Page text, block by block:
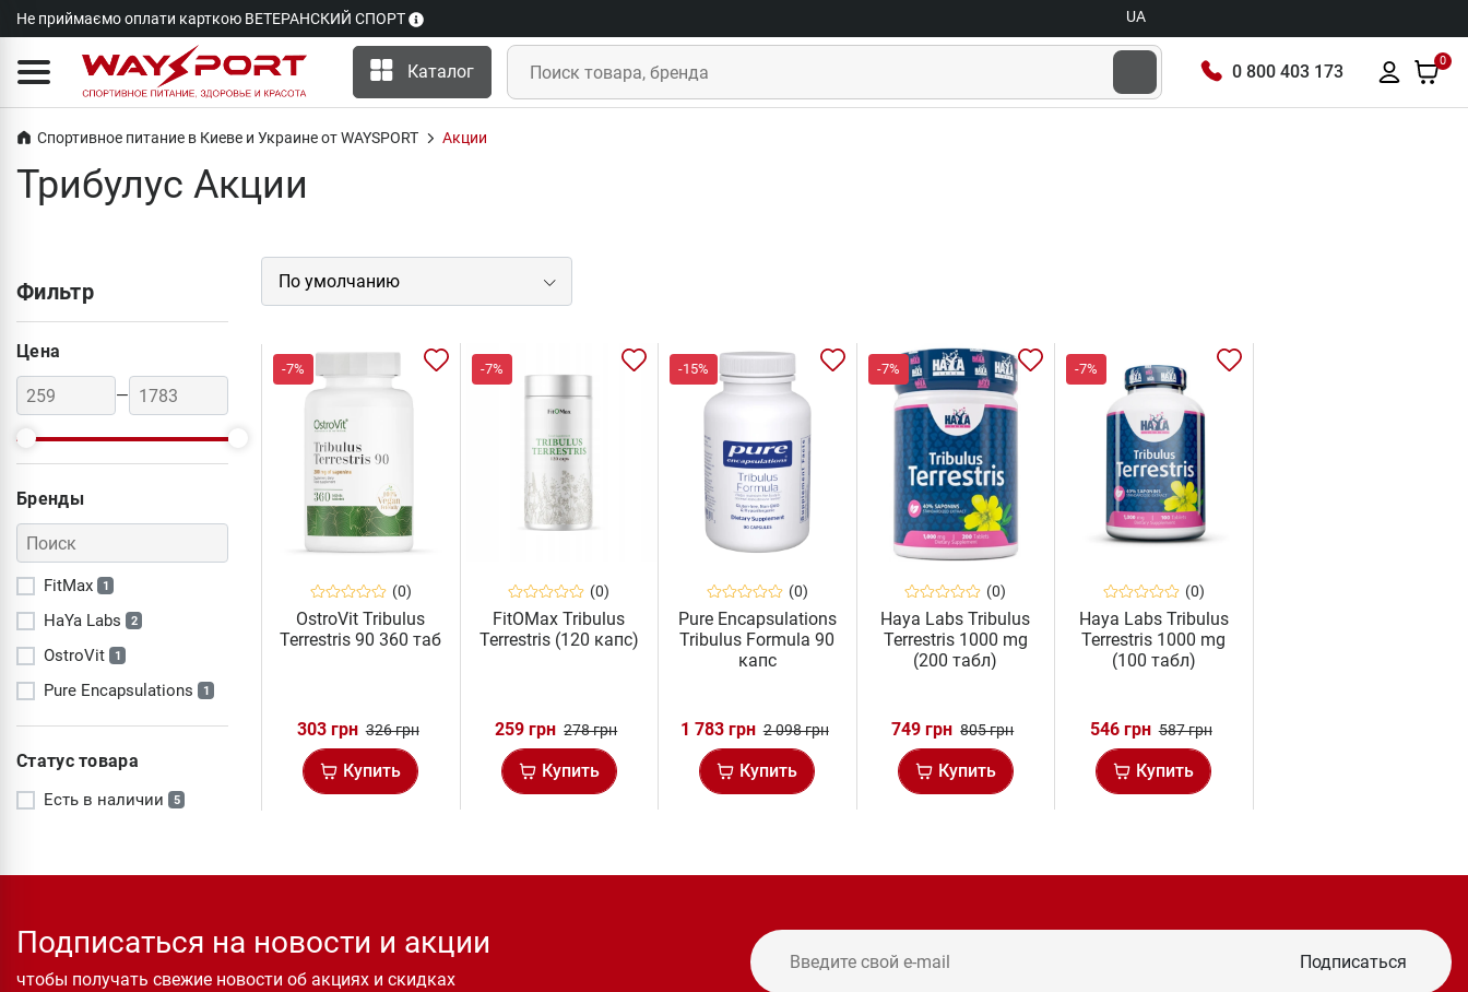
Не приймаємо оплати карткою ВЕТЕРАНСКИЙ СПОРТ UA
Каталог 0 800 403 173
0
Спортивное питание в Киеве и Украине от WAYSPORT Акции
Трибулус Акции
-7%
(0)
OstroVit Tribulus
Terrestris 90 360 таб
303 грн 326 грн
Купить
-7%
(0)
FitOMax Tribulus
Terrestris (120 капс)
259 грн 278 грн
Купить
-15%
(0)
Pure Encapsulations
Tribulus Formula 90
капс
1 783 грн 2 098 грн
Купить
-7%
(0)
Haya Labs Tribulus
Terrestris 1000 mg
(200 табл)
749 грн 805 грн
Купить
-7%
(0)
Haya Labs Tribulus
Terrestris 1000 mg
(100 табл)
546 грн 587 грн
Купить
Фильтр
Цена
—
Бренды
FitMax 1
HaYa Labs 2
OstroVit 1
Pure Encapsulations 1
Статус товара
Есть в наличии 5
Подписаться на новости и акции
чтобы получать свежие новости об акциях и скидках
Подписаться